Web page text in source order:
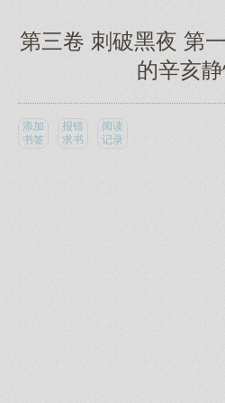
第三卷 刺破黑夜 第
的辛亥
添加
书签
报错
求书
阅读
记录